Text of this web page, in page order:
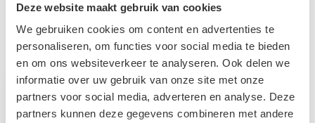
Deze website maakt gebruik van cookies
We gebruiken cookies om content en advertenties te
personaliseren, om functies voor social media te bieden
en om ons websiteverkeer te analyseren. Ook delen we
informatie over uw gebruik van onze site met onze
partners voor social media, adverteren en analyse. Deze
partners kunnen deze gegevens combineren met andere
Recent bekeken